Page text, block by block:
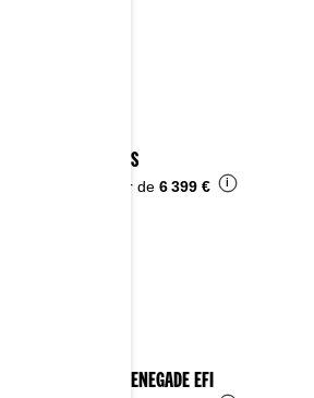
2024 DS
À partir de 6 399 € i
2024 RENEGADE EFI